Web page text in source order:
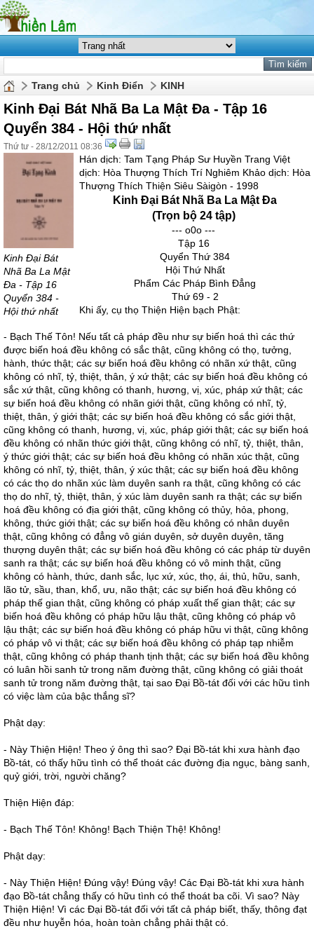
Trang chủ Kinh Điển KINH
Kinh Đại Bát Nhã Ba La Mật Đa - Tập 16
Quyển 384 - Hội thứ nhất
Thứ tư - 28/12/2011 08:36
Kinh Đại Bát
Nhã Ba La Mật
Đa - Tập 16
Quyển 384 -
Hội thứ nhất
Hán dịch: Tam Tạng Pháp Sư Huyền Trang Việt
dịch: Hòa Thượng Thích Trí Nghiêm Khảo dịch: Hòa
Thượng Thích Thiện Siêu Sàigòn - 1998
Kinh Đại Bát Nhã Ba La Mật Đa
(Trọn bộ 24 tập)
--- o0o ---
Tập 16
Quyển Thứ 384
Hội Thứ Nhất
Phẩm Các Pháp Bình Đẳng
Thứ 69 - 2
Khi ấy, cụ thọ Thiện Hiện bạch Phật:
- Bạch Thế Tôn! Nếu tất cả pháp đều như sự biến hoá thì các thứ
được biến hoá đều không có sắc thật, cũng không có thọ, tưởng,
hành, thức thật; các sự biến hoá đều không có nhãn xứ thật, cũng
không có nhĩ, tỷ, thiệt, thân, ý xứ thật; các sự biến hoá đều không có
sắc xứ thật, cũng không có thanh, hương, vị, xúc, pháp xứ thật; các
sự biến hoá đều không có nhãn giới thật, cũng không có nhĩ, tỷ,
thiệt, thân, ý giới thật; các sự biến hoá đều không có sắc giới thật,
cũng không có thanh, hương, vị, xúc, pháp giới thật; các sự biến hoá
đều không có nhãn thức giới thật, cũng không có nhĩ, tỷ, thiệt, thân,
ý thức giới thật; các sự biến hoá đều không có nhãn xúc thật, cũng
không có nhĩ, tỷ, thiệt, thân, ý xúc thật; các sự biến hoá đều không
có các thọ do nhãn xúc làm duyên sanh ra thật, cũng không có các
thọ do nhĩ, tỷ, thiệt, thân, ý xúc làm duyên sanh ra thật; các sự biến
hoá đều không có địa giới thật, cũng không có thủy, hỏa, phong,
không, thức giới thật; các sự biến hoá đều không có nhân duyên
thật, cũng không có đẳng vô gián duyên, sở duyên duyên, tăng
thượng duyên thật; các sự biến hoá đều không có các pháp từ duyên
sanh ra thật; các sự biến hoá đều không có vô minh thật, cũng
không có hành, thức, danh sắc, lục xứ, xúc, thọ, ái, thủ, hữu, sanh,
lão tử, sầu, than, khổ, ưu, não thật; các sự biến hoá đều không có
pháp thế gian thật, cũng không có pháp xuất thế gian thật; các sự
biến hoá đều không có pháp hữu lậu thật, cũng không có pháp vô
lậu thật; các sự biến hoá đều không có pháp hữu vi thật, cũng không
có pháp vô vi thật; các sự biến hoá đều không có pháp tạp nhiễm
thật, cũng không có pháp thanh tịnh thật; các sự biến hoá đều không
có luân hồi sanh tử trong năm đường thật, cũng không có giải thoát
sanh tử trong năm đường thật, tại sao Đại Bồ-tát đối với các hữu tình
có việc làm của bậc thắng sĩ?
Phật dạy:
- Này Thiện Hiện! Theo ý ông thì sao? Đại Bồ-tát khi xưa hành đạo
Bồ-tát, có thấy hữu tình có thể thoát các đường địa ngục, bàng sanh,
quỷ giới, trời, người chăng?
Thiện Hiện đáp:
- Bạch Thế Tôn! Không! Bạch Thiện Thệ! Không!
Phật dạy:
- Này Thiện Hiện! Đúng vậy! Đúng vậy! Các Đại Bồ-tát khi xưa hành
đạo Bồ-tát chẳng thấy có hữu tình có thể thoát ba cõi. Vì sao? Này
Thiện Hiện! Vì các Đại Bồ-tát đối với tất cả pháp biết, thấy, thông đạt
đều như huyễn hóa, hoàn toàn chẳng phải thật có.